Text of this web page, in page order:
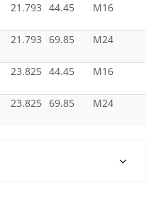
21.793 44.45 M16
21.793 69.85 M24
23.825 44.45
M16
23.825 69.85
M24